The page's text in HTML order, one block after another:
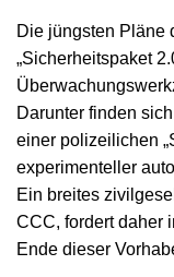
Die jüngsten Pläne
„Sicherheitspaket
Darunter finden
einer polizeilichen
experimenteller
Ein breites
CCC, fordert daher
Ende dieser